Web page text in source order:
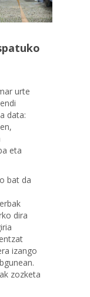
urte
data:
eta
bat da
dira
izango
zozketa